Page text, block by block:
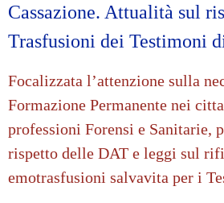
Cassazione. Attualità sul
Trasfusioni dei Testimoni
Focalizzata l’attenzione sulla
Formazione Permanente nei
professioni Forensi e Sanitarie,
rispetto delle DAT e leggi sul
emotrasfusioni salvavita per i